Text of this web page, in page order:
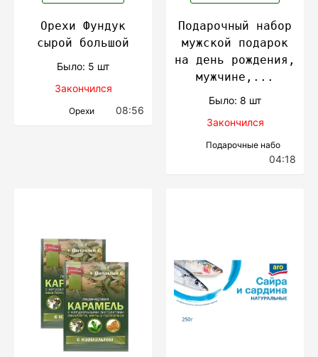
Орехи Фундук
сырой большой
Было: 5 шт
Закончился
Орехи 08:56
Подарочный набор
мужской подарок
на день рождения,
мужчине,...
Было: 8 шт
Закончился
Подарочные набо
04:18